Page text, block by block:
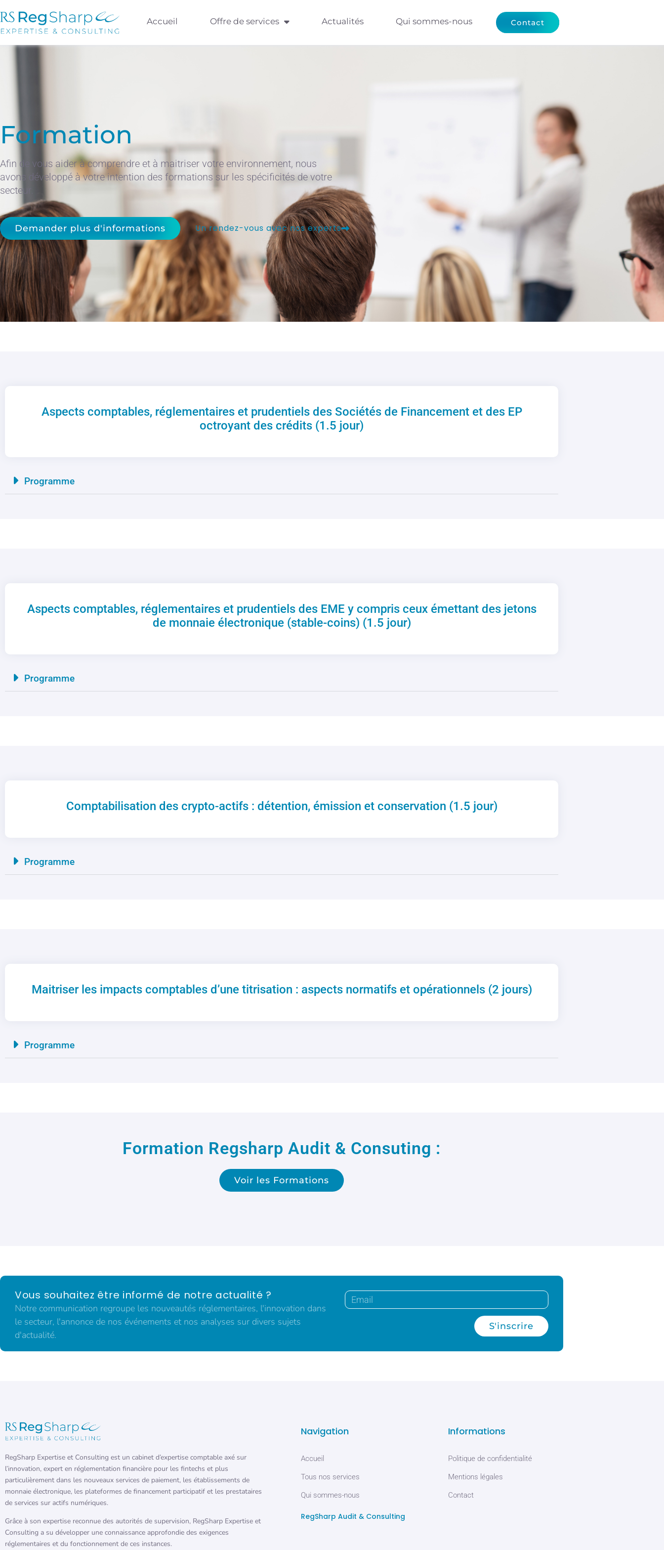
Accueil Offre de services Actualités Qui sommes-nous Contact
Formation
Afin de vous aider à comprendre et à maitriser votre environnement, nous
avons développé à votre intention des formations sur les spécificités de votre
secteur.
Demander plus d'informations Un rendez-vous avec nos experts
Aspects comptables, réglementaires et prudentiels des Sociétés de Financement et des EP
octroyant des crédits (1.5 jour)
Programme
Aspects comptables, réglementaires et prudentiels des EME y compris ceux émettant des jetons
de monnaie électronique (stable-coins) (1.5 jour)
Programme
Comptabilisation des crypto-actifs : détention, émission et conservation (1.5 jour)
Programme
Maitriser les impacts comptables d’une titrisation : aspects normatifs et opérationnels (2 jours)
Programme
Formation Regsharp Audit & Consuting :
Voir les Formations
Vous souhaitez être informé de notre actualité ?
Notre communication regroupe les nouveautés réglementaires, l'innovation dans
le secteur, l'annonce de nos événements et nos analyses sur divers sujets
d'actualité.
S'inscrire
RegSharp Expertise et Consulting est un cabinet d’expertise comptable axé sur
l’innovation, expert en réglementation financière pour les fintechs et plus
particulièrement dans les nouveaux services de paiement, les établissements de
monnaie électronique, les plateformes de financement participatif et les prestataires
de services sur actifs numériques.
Grâce à son expertise reconnue des autorités de supervision, RegSharp Expertise et
Consulting a su développer une connaissance approfondie des exigences
réglementaires et du fonctionnement de ces instances.
Navigation
Accueil
Tous nos services
Qui sommes-nous
RegSharp Audit & Consulting
Informations
Politique de confidentialité
Mentions légales
Contact